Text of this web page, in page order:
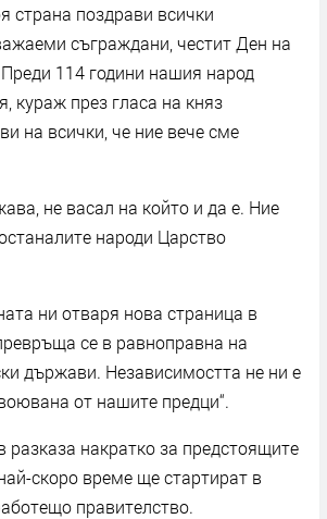
страна поздрави всички
съграждани, честит Ден на
114 години нашия народ
кураж през гласа на княз
на всички, че ние вече сме
не васал на който и да е. Ние
народи Царство
ни отваря нова страница в
се в равноправна на
държави. Независимостта не ни е
от нашите предци“.
разказа накратко за предстоящите
скоро време ще стартират в
правителство.